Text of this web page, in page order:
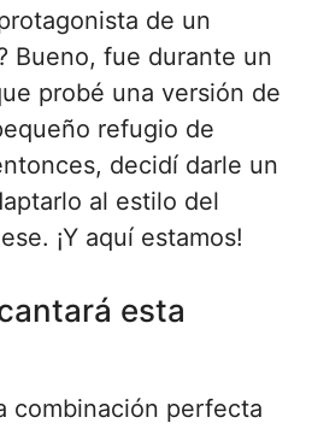
de un
Bueno, fue durante un
probé una versión de
refugio de
decidí darle un
al estilo del
¡Y aquí estamos!
esta
combinación perfecta